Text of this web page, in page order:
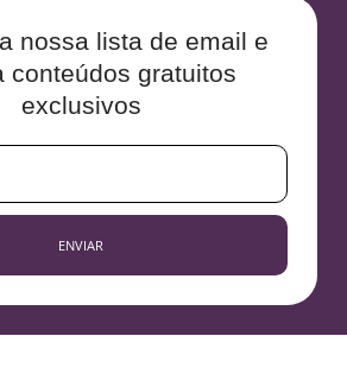
nossa lista de email e
conteúdos gratuitos
exclusivos
ENVIAR